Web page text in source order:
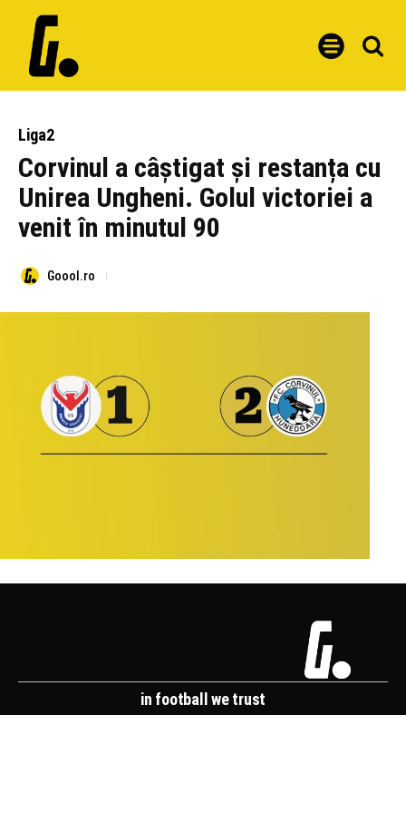
Liga2
Corvinul a câștigat și restanța cu
Unirea Ungheni. Golul victoriei a
venit în minutul 90
Goool.ro
in football we trust